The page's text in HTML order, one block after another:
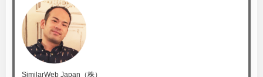
SimilarWeb Japan（株）